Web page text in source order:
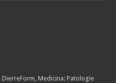
DierreForm, Medicina: Patologie